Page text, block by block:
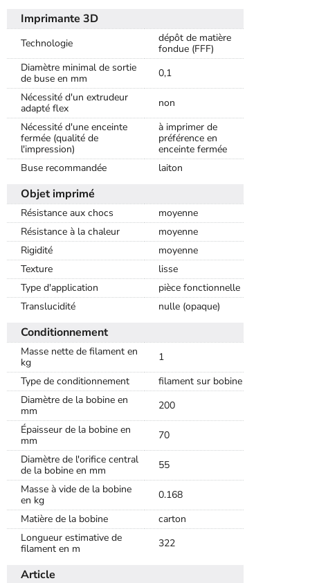
Imprimante 3D
Technologie
dépôt de matière
fondue (FFF)
Diamètre minimal de sortie
de buse en mm
0,1
Nécessité d'un extrudeur
adapté flex
non
Nécessité d'une enceinte
fermée (qualité de
l'impression)
à imprimer de
préférence en
enceinte fermée
Buse recommandée
laiton
Objet imprimé
Résistance aux chocs
moyenne
Résistance à la chaleur
moyenne
Rigidité
moyenne
Texture
lisse
Type d'application
pièce fonctionnelle
Translucidité
nulle (opaque)
Conditionnement
Masse nette de filament en
kg
1
Type de conditionnement
filament sur bobine
Diamètre de la bobine en
mm
200
Épaisseur de la bobine en
mm
70
Diamètre de l'orifice central
de la bobine en mm
55
Masse à vide de la bobine
en kg
0.168
Matière de la bobine
carton
Longueur estimative de
filament en m
322
Article